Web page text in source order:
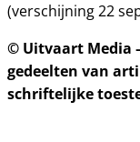
(verschijning 22
© Uitvaart Media
gedeelten van
schriftelijke